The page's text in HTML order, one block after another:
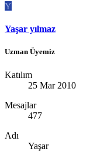
Y
Yaşar yılmaz
Uzman Üyemiz
Katılım
25 Mar 2010
Mesajlar
477
Adı
Yaşar